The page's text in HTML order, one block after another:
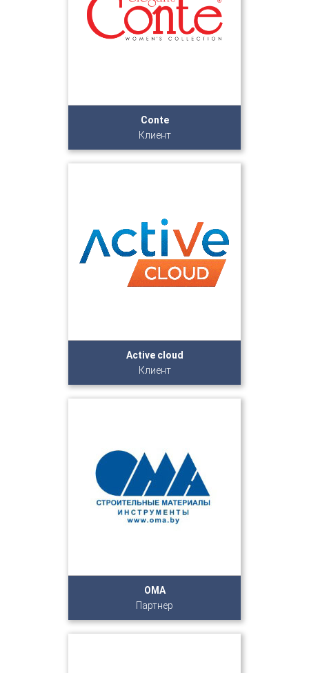
Conte
Клиент
Active cloud
Клиент
ОМА
Партнер